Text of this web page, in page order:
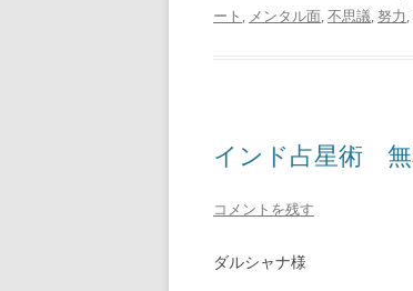
ート , メンタル面,不思議, 努力,
インド占星術 無
コメントを残す
ダルシャナ様